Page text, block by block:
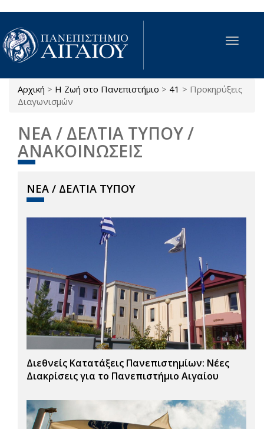
Παράκαμψη προς το κυρίως περιεχόμενο
Toggle
Είστε εδώ
Αρχική > Η Ζωή στο Πανεπιστήμιο > 41 > Προκηρύξεις
Διαγωνισμών
ΝΕΑ / ΔΕΛΤΙΑ ΤΥΠΟΥ /
ΑΝΑΚΟΙΝΩΣΕΙΣ
ΝΕΑ / ΔΕΛΤΙΑ ΤΥΠΟΥ
Διεθνείς Κατατάξεις Πανεπιστημίων: Νέες
Διακρίσεις για το Πανεπιστήμιο Αιγαίου